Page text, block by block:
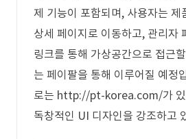
제 기능이 포함되며, 사용자는 제
상세 페이지로 이동하고, 관리자
링크를 통해 가상공간으로 접근
는 페이팔을 통해 이루어질 예정
로는 http://pt-korea.com/가 있
독창적인 UI 디자인을 강조하고